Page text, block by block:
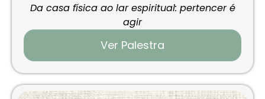
Da casa física ao lar espiritual: pertencer é
agir
Ver Palestra